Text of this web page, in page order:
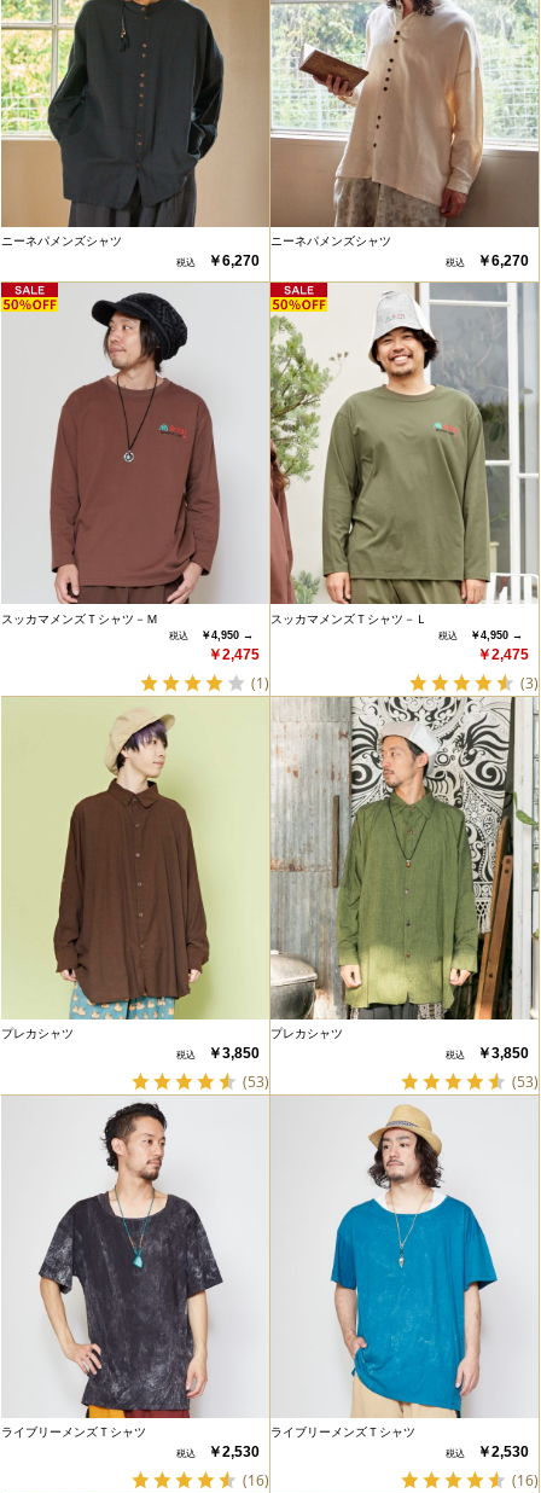
ニーネパメンズシャツ
￥6,270
ニーネパメンズシャツ
￥6,270
スッカマメンズＴシャツ－Ｍ
￥4,950 →
￥2,475
(1)
スッカマメンズＴシャツ－Ｌ
￥4,950 →
￥2,475
(3)
プレカシャツ
￥3,850
(53)
プレカシャツ
￥3,850
(53)
ライブリーメンズＴシャツ
￥2,530
(16)
ライブリーメンズＴシャツ
￥2,530
(16)